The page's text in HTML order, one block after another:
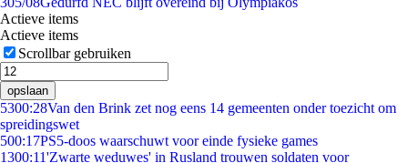
Actieve items
Actieve items
Scrollbar gebruiken
opslaan
5300:28Van den Brink zet nog eens 14 gemeenten onder toezicht om
spreidingswet
500:17PS5-doos waarschuwt voor einde fysieke games
1300:11'Zwarte weduwes' in Rusland trouwen soldaten voor